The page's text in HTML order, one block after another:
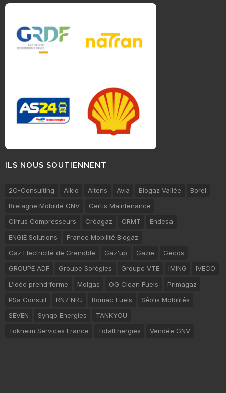
ILS NOUS SOUTIENNENT
2C-Consulting Alkio Altens Avia Biogaz Vallée
Borel
Bretagne Mobilité GNV
Certis Maintenance
Cirrus Compresseurs
Créagaz CRMT
Endesa
ENGIE Solutions
France Mobilité Biogaz
Gaz Electricité de Grenoble
Gaz'up Gazie
Gecos
GROUPE ADF
Groupe Sorégies Groupe VTE IMING
IVECO
L’idée prend forme
Molgas OG Clean Fuels
Primagaz
PSa Consult
RN7 NRJ Romac Fuels
Séolis Mobilités
SEVEN
Synqo Energies
TANKYOU
Tokheim Services France
TotalEnergies Vendée GNV